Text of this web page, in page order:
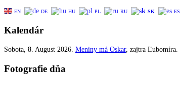
EN DE HU PL RU SK ES
Kalendár
Sobota , 8. August 2026. Meniny má Oskar, zajtra Ľubomíra
Fotografie dňa